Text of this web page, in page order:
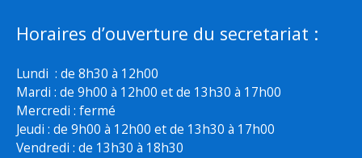
Horaires d’ouverture du secretariat :
Lundi : de 8h30 à 12h00
Mardi : de 9h00 à 12h00 et de 13h30 à 17h00
Mercredi : fermé
Jeudi : de 9h00 à 12h00 et de 13h30 à 17h00
Vendredi : de 13h30 à 18h30